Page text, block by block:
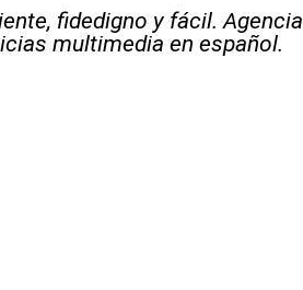
fidedigno y fácil. Agencia
multimedia en español.